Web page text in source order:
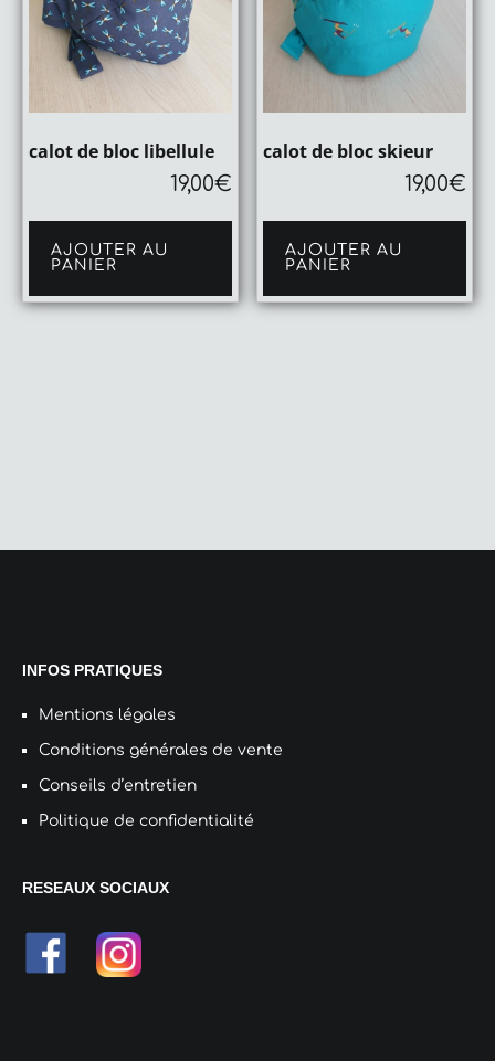
calot de bloc libellule
19,00€
AJOUTER AU
PANIER
calot de bloc skieur
19,00€
AJOUTER AU
PANIER
INFOS PRATIQUES
Mentions légales
Conditions générales de vente
Conseils d’entretien
Politique de confidentialité
RESEAUX SOCIAUX